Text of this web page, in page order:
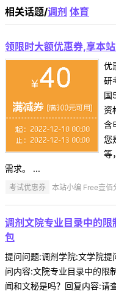
相关话题/调剂 体育
领限时大额优惠券,享本
优
研
国
资
含
您
等
需求。 ...
考试优惠券 本站小编 Free壹
调剂文院专业目录中的限
包
提问问题:调剂学院:文学院
问内容:文院专业目录中的限
闻和文秘是吗？回复内容:请